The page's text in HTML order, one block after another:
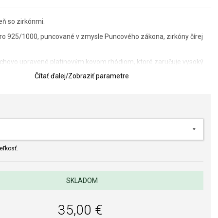
so zirkónmi.
925/1000, puncované v zmysle Puncového zákona, zirkóny čírej
upravené platinovým kovom rhódiom, ktoré zaručuje vysoký
a spracovania je pre nás prvoradá. Povrchová úprava a osadenie
a perál spĺňa náročné požiadavky.
Čítať ďalej/Zobraziť parametre
SKLADOM
35,00 €